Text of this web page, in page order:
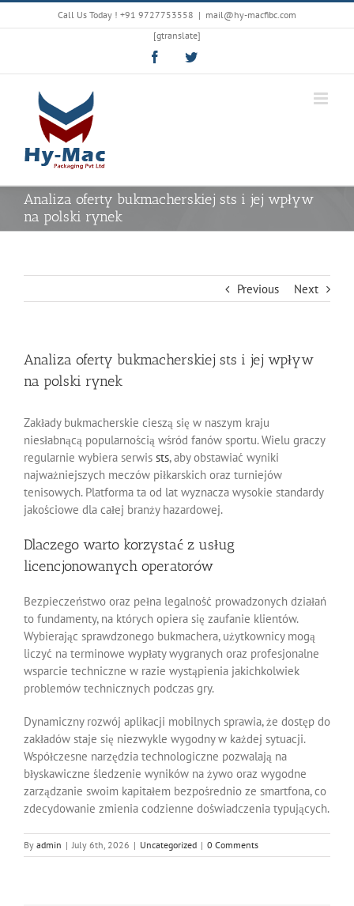
Skip
to
Call Us Today ! +91 9727753558 | mail@hy-macfibc.com
[gtranslate]
FacebookTwitter
Analiza oferty bukmacherskiej sts i jej wpływ
na polski rynek
Previous Next
Analiza oferty bukmacherskiej sts i jej wpływ
na polski rynek
Zakłady bukmacherskie cieszą się w naszym kraju
niesłabnącą popularnością wśród fanów sportu. Wielu graczy
regularnie wybiera serwis sts, aby obstawiać wyniki
najważniejszych meczów piłkarskich oraz turniejów
tenisowych. Platforma ta od lat wyznacza wysokie standardy
jakościowe dla całej branży hazardowej.
Dlaczego warto korzystać z usług
licencjonowanych operatorów
Bezpieczeństwo oraz pełna legalność prowadzonych działań
to fundamenty, na których opiera się zaufanie klientów.
Wybierając sprawdzonego bukmachera, użytkownicy mogą
liczyć na terminowe wypłaty wygranych oraz profesjonalne
wsparcie techniczne w razie wystąpienia jakichkolwiek
problemów technicznych podczas gry.
Dynamiczny rozwój aplikacji mobilnych sprawia, że dostęp do
zakładów staje się niezwykle wygodny w każdej sytuacji.
Współczesne narzędzia technologiczne pozwalają na
błyskawiczne śledzenie wyników na żywo oraz wygodne
zarządzanie swoim kapitałem bezpośrednio ze smartfona, co
zdecydowanie zmienia codzienne doświadczenia typujących.
By admin | July 6th, 2026 | Uncategorized | 0 Comments